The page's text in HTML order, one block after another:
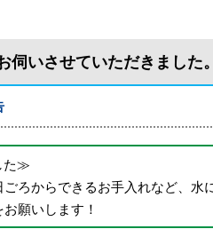
いさせていただきました。
た≫
ろからできるお手入れなど、水
願いします！